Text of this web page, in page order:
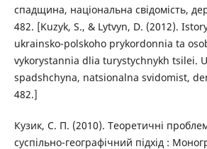
спадщина, національна свідомість,
482. [Kuzyk, S., & Lytvyn, D. (2012).
ukrainsko-polskoho prykordonnia ta
vykorystannia dlia turystychnykh tsilei.
spadshchyna, natsionalna svidomist,
482.]
Кузик, С. П. (2010). Теоретичні
суспільно-географічний підхід :